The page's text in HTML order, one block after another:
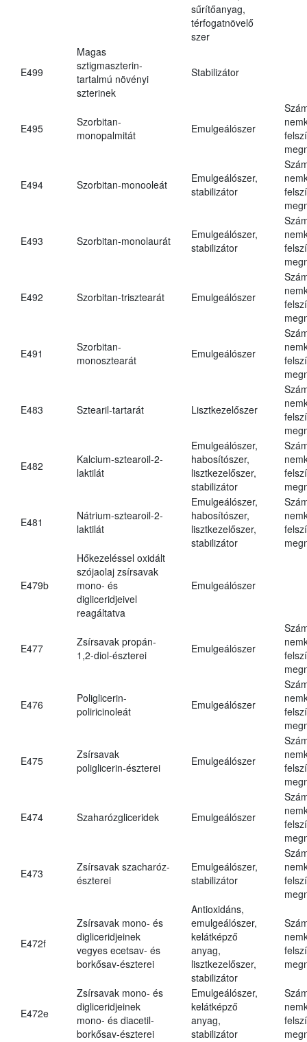
sűrítőanyag,
térfogatnövelő
szer
E499
Magas
sztigmaszterin-
tartalmú növényi
szterinek
Stabilizátor
E495
Szorbitan-
monopalmitát
Emulgeálószer
E494 Szorbitan-monooleát
Emulgeálószer,
stabilizátor
E493 Szorbitan-monolaurát
Emulgeálószer,
stabilizátor
E492 Szorbitan-trisztearát Emulgeálószer
E491
Szorbitan-
monosztearát
Emulgeálószer
E483 Sztearil-tartarát Lisztkezelőszer
E482
Kalcium-sztearoil-2-
laktilát
Emulgeálószer,
habosítószer,
lisztkezelőszer,
stabilizátor
E481
Nátrium-sztearoil-2-
laktilát
Emulgeálószer,
habosítószer,
lisztkezelőszer,
stabilizátor
E479b
Hőkezeléssel oxidált
szójaolaj zsírsavak
mono- és
digliceridjeivel
reagáltatva
Emulgeálószer
E477
Zsírsavak propán-
1,2-diol-észterei
Emulgeálószer
E476
Poliglicerin-
poliricinoleát
Emulgeálószer
E475
Zsírsavak
poliglicerin-észterei
Emulgeálószer
E474 Szaharózgliceridek Emulgeálószer
E473
Zsírsavak szacharóz-
észterei
Emulgeálószer,
stabilizátor
E472f
Zsírsavak mono- és
digliceridjeinek
vegyes ecetsav- és
borkősav-észterei
Antioxidáns,
emulgeálószer,
kelátképző
anyag,
lisztkezelőszer,
stabilizátor
E472e
Zsírsavak mono- és
digliceridjeinek
mono- és diacetil-
borkősav-észterei
Emulgeálószer,
kelátképző
anyag,
stabilizátor